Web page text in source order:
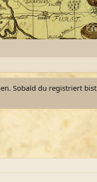
Sobald du registriert